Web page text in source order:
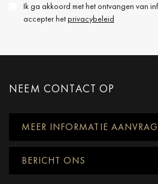
Ik ga akkoord met het ontvangen van
accepter hetprivacybeleid
NEEM CONTACT OP
MEER INFORMATIE
BERICHT ONS